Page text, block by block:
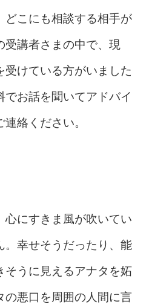
どこにも相談する相手が
受講者さまの中で、現
受けている方がいました
でお話を聞いてアドバイ
絡ください。
心にすきま風が吹いてい
。幸せそうだったり、能
そうに見えるアナタを妬
の悪口を周囲の人間に言